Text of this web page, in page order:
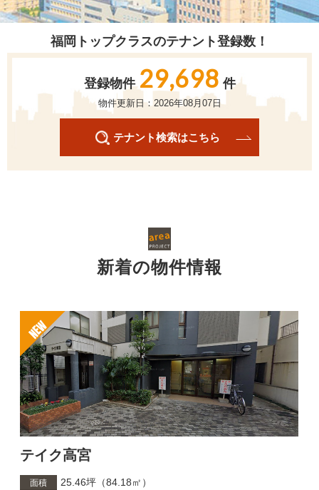
福岡トップクラスのテナント登録数！
登録物件 29,698 件
物件更新日：2026年08月07日
テナント検索はこちら
新着の物件情報
テイク高宮
面積 25.46坪（84.18㎡）